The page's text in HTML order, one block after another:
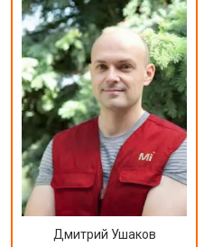
Дмитрий Ушаков